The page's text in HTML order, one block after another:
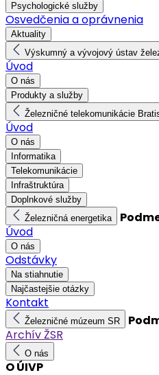
Psychologické služby
Osvedčenia a oprávnenia
Aktuality
Výskumný a vývojový ústav
Úvod
O nás
Produkty a služby
Železničné telekomunikácie
Úvod
O nás
Informatika
Telekomunikácie
Infraštruktúra
Doplnkové služby
Železničná energetika
Úvod
O nás
Odstávky
Na stiahnutie
Najčastejšie otázky
Kontakt
Železničné múzeum SR
Archív ŽSR
O nás
O ÚIVP